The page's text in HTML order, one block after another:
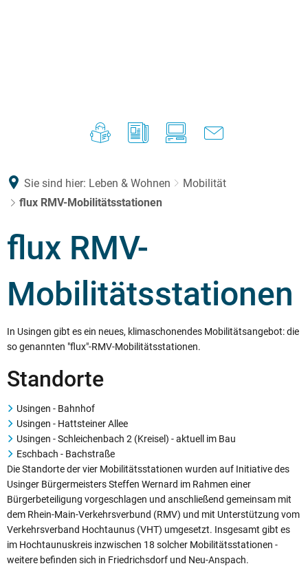
Sie sind hier: Leben & Wohnen
Mobilität
flux RMV-Mobilitätsstationen
flux RMV-
Mobilitätsstationen
In Usingen gibt es ein neues, klimaschonendes Mobilitätsangebot: die
so genannten "flux"-RMV-Mobilitätsstationen.
Standorte
Usingen - Bahnhof
Usingen - Hattsteiner Allee
Usingen - Schleichenbach 2 (Kreisel) - aktuell im Bau
Eschbach - Bachstraße
Die Standorte der vier Mobilitätsstationen wurden auf Initiative des
Usinger Bürgermeisters Steffen Wernard im Rahmen einer
Bürgerbeteiligung vorgeschlagen und anschließend gemeinsam mit
dem Rhein-Main-Verkehrsverbund (RMV) und mit Unterstützung vom
Verkehrsverband Hochtaunus (VHT) umgesetzt. Insgesamt gibt es
im Hochtaunuskreis inzwischen 18 solcher Mobilitätsstationen -
weitere befinden sich in Friedrichsdorf und Neu-Anspach.